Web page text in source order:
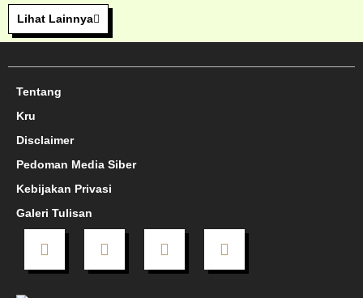
Lihat Lainnya
Tentang
Kru
Disclaimer
Pedoman Media Siber
Kebijakan Privasi
Galeri Tulisan